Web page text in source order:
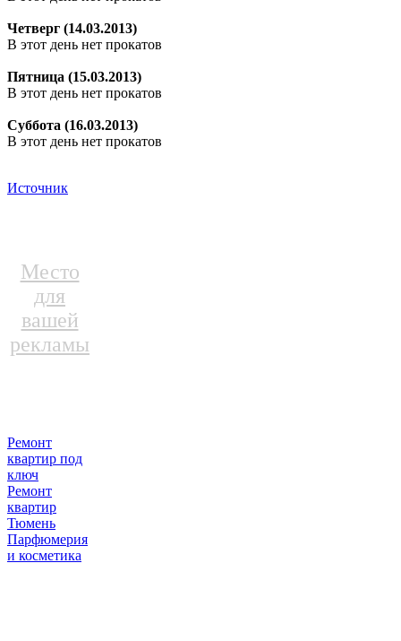
Четверг (14.03.2013)
В этот день нет прокатов
Пятница (15.03.2013)
В этот день нет прокатов
Суббота (16.03.2013)
В этот день нет прокатов
Источник
Место
для
вашей
рекламы
Ремонт
квартир под
ключ
Ремонт
квартир
Тюмень
Парфюмерия
и косметика